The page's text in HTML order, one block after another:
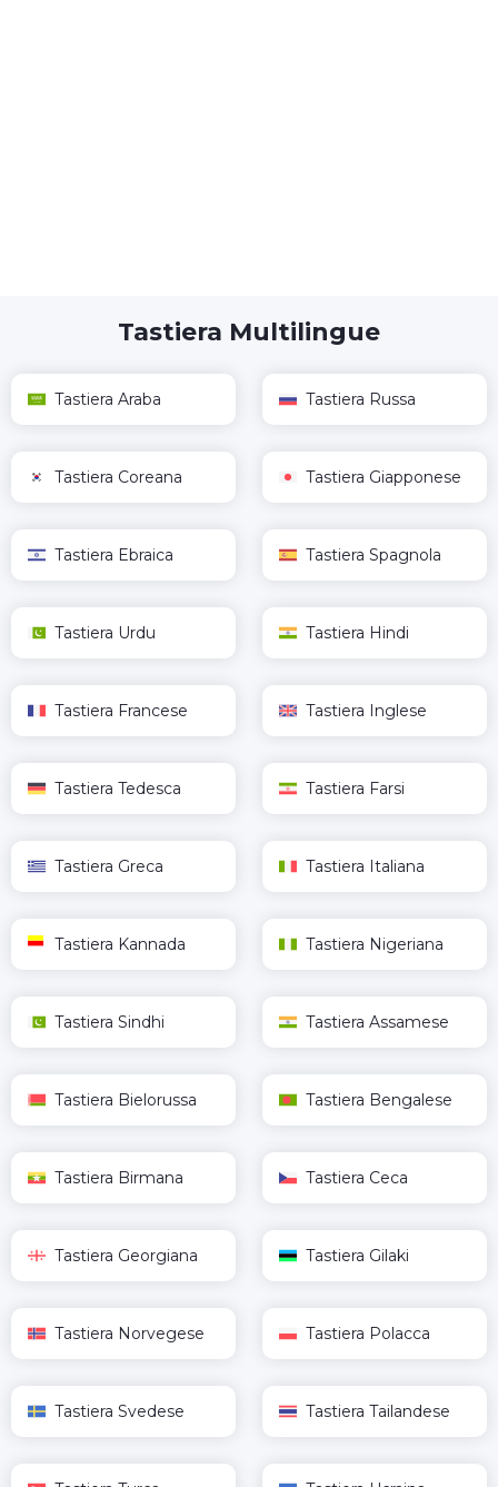
Tastiera Multilingue
Tastiera Araba Tastiera Russa
Tastiera Coreana Tastiera Giapponese
Tastiera Ebraica Tastiera Spagnola
Tastiera Urdu Tastiera Hindi
Tastiera Francese Tastiera Inglese
Tastiera Tedesca Tastiera Farsi
Tastiera Greca Tastiera Italiana
Tastiera Kannada Tastiera Nigeriana
Tastiera Sindhi Tastiera Assamese
Tastiera Bielorussa Tastiera Bengalese
Tastiera Birmana Tastiera Ceca
Tastiera Georgiana Tastiera Gilaki
Tastiera Norvegese Tastiera Polacca
Tastiera Svedese Tastiera Tailandese